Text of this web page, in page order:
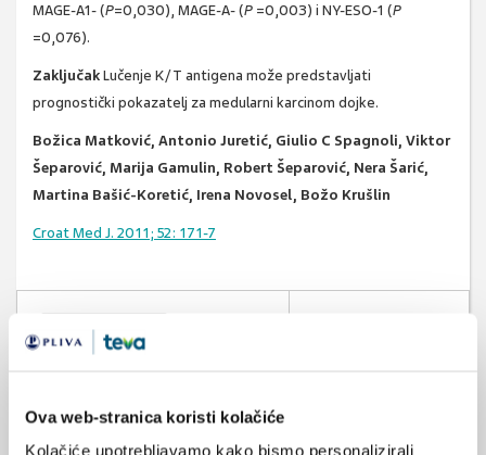
Ova web-stranica koristi kolačiće
Kolačiće upotrebljavamo kako bismo personalizirali
MAGE-A1- (P=0,030), MAGE-A- (P =0,003) i NY-ESO-1 (P
=0,076).
ZaključakLučenje K/T antigena može predstavljati
prognostički pokazatelj za medularni karcinom dojke.
Božica Matković, Antonio Juretić, Giulio C Spagnoli, Viktor
Šeparović, Marija Gamulin, Robert Šeparović, Nera Šarić,
Martina Bašić-Koretić, Irena Novosel, Božo Krušlin
Croat Med J. 2011; 52: 171-7
medularni karcinom
imunohistokemijski
patologija
NA VRH